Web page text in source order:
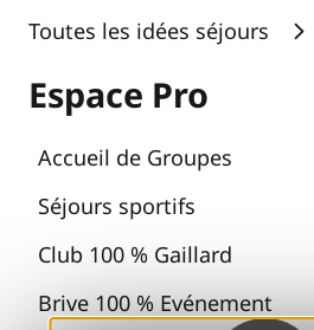
Toutes les idées séjours
Espace Pro
Accueil de Groupes
Séjours sportifs
Club 100 % Gaillard
Brive 100 % Evénement